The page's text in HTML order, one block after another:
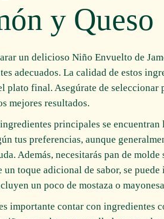
y Queso
un delicioso Niño Envuelto de
adecuados. La calidad de estos
plato final. Asegúrate de seleccionar
mejores resultados.
principales se
tus preferencias, aunque
Además, necesitarás pan de
un toque adicional de sabor, se
un poco de mostaza o
importante contar con ingredientes